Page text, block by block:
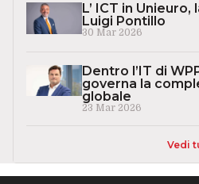
L’ ICT in
Luigi Pontillo
30 Mar 2026
Dentro l’IT di
governa la
globale
23 Mar 2026
Vedi